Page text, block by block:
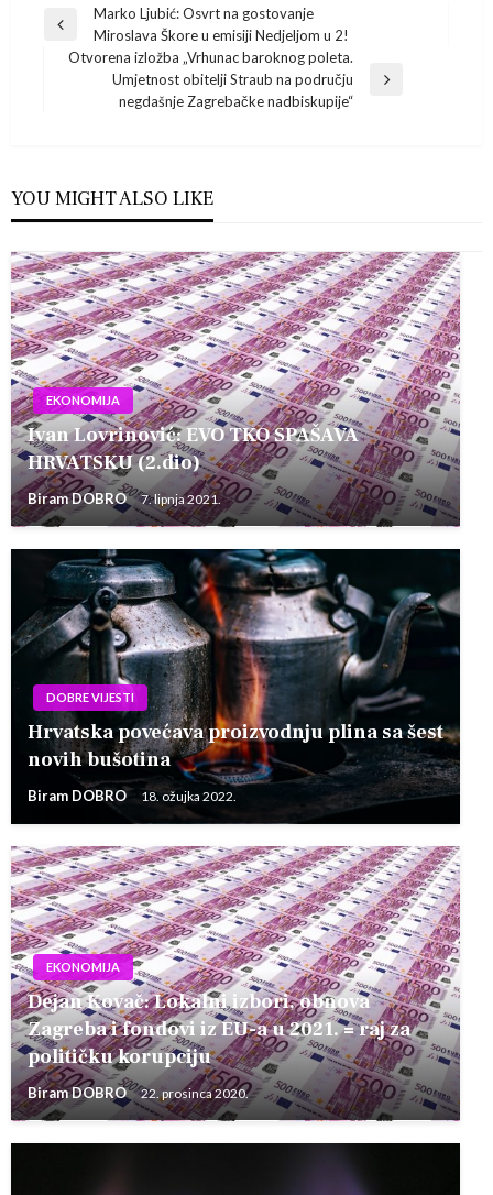
Navigacija
objava
Previous
Post
Marko Ljubić: Osvrt na gostovanje
Miroslava Škore u emisiji Nedjeljom u 2!
Otvorena izložba „Vrhunac baroknog poleta.
Umjetnost obitelji Straub na području
negdašnje Zagrebačke nadbiskupije“
YOU MIGHT ALSO LIKE
EKONOMIJA
Ivan Lovrinović: EVO TKO SPAŠAVA
HRVATSKU (2.dio)
Biram DOBRO 7. lipnja 2021.
DOBRE VIJESTI
Hrvatska povećava proizvodnju plina sa šest
novih bušotina
Biram DOBRO 18. ožujka 2022.
EKONOMIJA
Dejan Kovač: Lokalni izbori, obnova
Zagreba i fondovi iz EU-a u 2021. = raj za
političku korupciju
Biram DOBRO 22. prosinca 2020.